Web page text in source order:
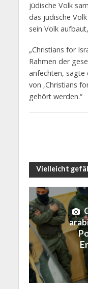
jüdische Volk
das jüdische
sein Volk
„Christians for
Rahmen der
anfechten, sagte
von ‚Christians
gehört werden.“
Vielleicht